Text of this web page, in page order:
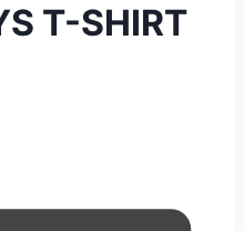
T-SHIRT